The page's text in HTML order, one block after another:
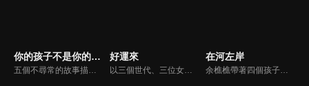
你的孩子不是你的孩子
五個不尋常的故事描繪出了生活在社會壓力、父母箝制以及失能家庭下，個人所面對的不幸結果。
好運來
以三個世代、三位女人為主軸，描述在傳統與現代的交織下，如何堅守家庭、追尋幸福。
在河左岸
余樵樵帶著四個孩子從嘉義到三重埔與丈夫黃碧川團聚，但先北上打拼的丈夫卻有了別的女人。失去丈夫的依靠她拼命工作撐起一個家。而小女兒永真從小穿梭在三重河岸「豆干厝」，看妓女拉客、姐姐死亡、父親悖棄家庭，從五歲小孩到早慧的大學生，見證無數北上謀生的人，最後家鄉成為異鄉，而異鄉成了家鄉。